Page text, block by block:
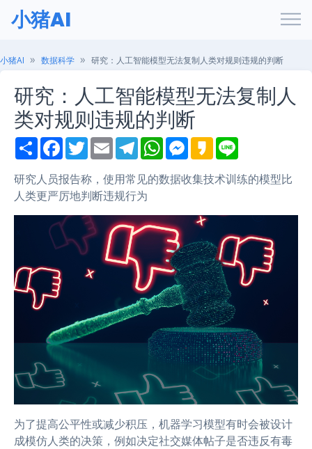
小猪AI
小猪AI 数据科学 研究：人工智能模型无法复制人类对规则违规的判断
研究：人工智能模型无法复制人
类对规则违规的判断
S
h
r
e
F
a
e
b
o
k
T
w
t
t
e
E
m
i
l
T
e
e
g
r
m
W
h
t
s
p
M
e
s
e
e
K
a
a
o
e
研究人员报告称，使用常见的数据收集技术训练的模型比
人类更严厉地判断违规行为
为了提高公平性或减少积压，机器学习模型有时会被设计
成模仿人类的决策，例如决定社交媒体帖子是否违反有毒